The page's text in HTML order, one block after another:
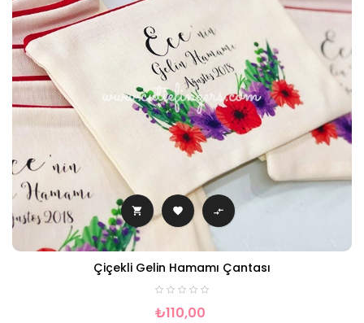
  
Çiçekli Gelin Hamamı Çantası
₺110,00